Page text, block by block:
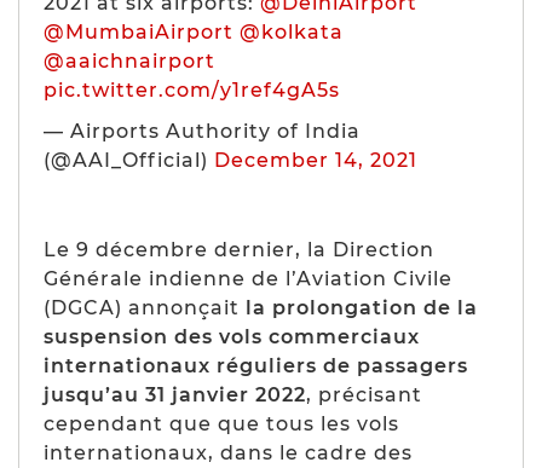
@MumbaiAirport @kolkata
@aaichnairport
pic.twitter.com/y1ref4gA5s
— Airports Authority of India
(@AAI_Official) December 14, 2021
Le 9 décembre dernier, la Direction
Générale indienne de l’Aviation Civile
(DGCA) annonçait la prolongation de la
suspension des vols commerciaux
internationaux réguliers de passagers
jusqu’au 31 janvier 2022, précisant
cependant que que tous les vols
internationaux, dans le cadre des